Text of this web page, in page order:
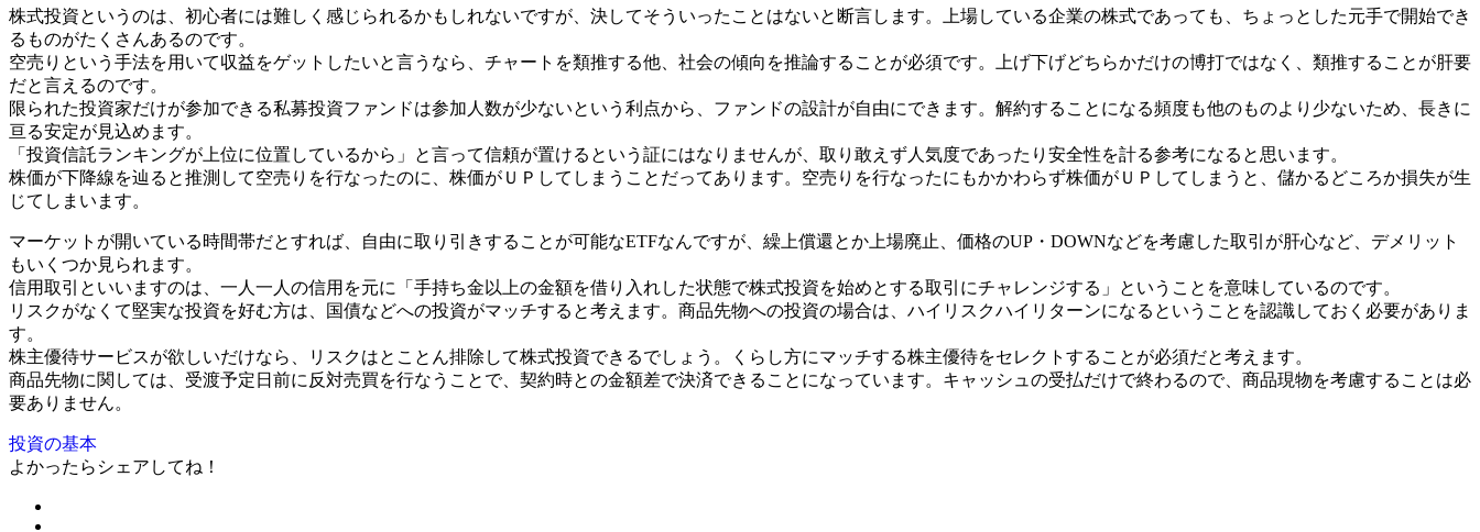
株式投資というのは、初心者には難しく感じられるかもしれないですが、決してそういったことはないと断言します。上場している企業の株式であっても、ちょっとした元手で開始でき
るものがたくさんあるのです。
空売りという手法を用いて収益をゲットしたいと言うなら、チャートを類推する他、社会の傾向を推論することが必須です。上げ下げどちらかだけの博打ではなく、類推することが肝要
だと言えるのです。
限られた投資家だけが参加できる私募投資ファンドは参加人数が少ないという利点から、ファンドの設計が自由にできます。解約することになる頻度も他のものより少ないため、長きに
亘る安定が見込めます。
「投資信託ランキングが上位に位置しているから」と言って信頼が置けるという証にはなりませんが、取り敢えず人気度であったり安全性を計る参考になると思います。
株価が下降線を辿ると推測して空売りを行なったのに、株価がＵＰしてしまうことだってあります。空売りを行なったにもかかわらず株価がＵＰしてしまうと、儲かるどころか損失が生
じてしまいます。
マーケットが開いている時間帯だとすれば、自由に取り引きすることが可能なETFなんですが、繰上償還とか上場廃止、価格のUP・DOWNなどを考慮した取引が肝心など、デメリット
もいくつか見られます。
信用取引といいますのは、一人一人の信用を元に「手持ち金以上の金額を借り入れした状態で株式投資を始めとする取引にチャレンジする」ということを意味しているのです。
リスクがなくて堅実な投資を好む方は、国債などへの投資がマッチすると考えます。商品先物への投資の場合は、ハイリスクハイリターンになるということを認識しておく必要がありま
す。
株主優待サービスが欲しいだけなら、リスクはとことん排除して株式投資できるでしょう。くらし方にマッチする株主優待をセレクトすることが必須だと考えます。
商品先物に関しては、受渡予定日前に反対売買を行なうことで、契約時との金額差で決済できることになっています。キャッシュの受払だけで終わるので、商品現物を考慮することは必
要ありません。
投資の基本
よかったらシェアしてね！